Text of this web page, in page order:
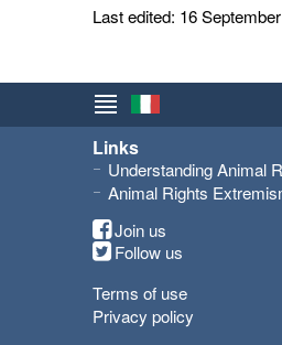
Last edited: 16
Links
Understanding Animal
Animal Rights
Join us
Follow us
Terms of use
Privacy policy